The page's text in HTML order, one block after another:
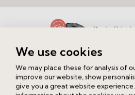
Dispositionen är flexibel och ger
Generösa sällskapsytor bjuder in
och större sammankomster,
ligger rofyllt placerade mot den
Kevin Crispien
Ring
Intresserad av att veta vad din
We use cookies
We may place these for analysis of
improve our website, show
give you a great website